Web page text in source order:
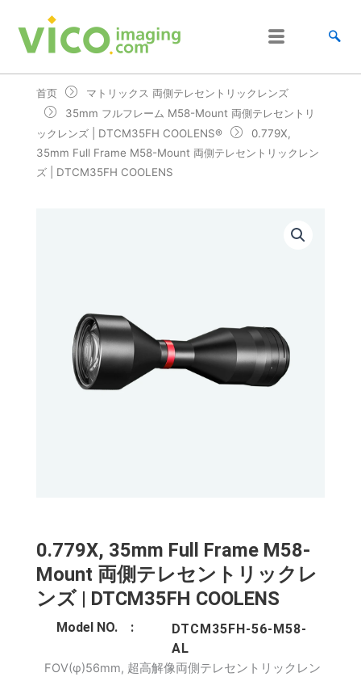
首页
マトリックス 両側テレセントリックレンズ
35mm フルフレーム M58-Mount 両側テレセントリ
ックレンズ | DTCM35FH COOLENS®
0.779X,
35mm Full Frame M58-Mount 両側テレセントリックレン
ズ | DTCM35FH COOLENS
0.779X, 35mm Full Frame M58-
Mount 両側テレセントリックレ
ンズ | DTCM35FH COOLENS
Model NO. :
DTCM35FH-56-M58-
AL
FOV(φ)56mm, 超高解像両側テレセントリックレン